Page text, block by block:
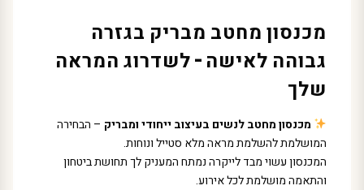
מכנסון מחטב מבריק בגזרה
גבוהה לאישה – לשדרוג המראה
שלך
מכנסון מחטב לנשים בעיצוב ייחודי ומבריק – הבחירה
המושלמת להשלמת מראה מלא סטייל ונוחות.
המכנסון עשוי מבד לייקרה נמתח המעניק לך תחושת ביטחון
והתאמה מושלמת לכל אירוע.